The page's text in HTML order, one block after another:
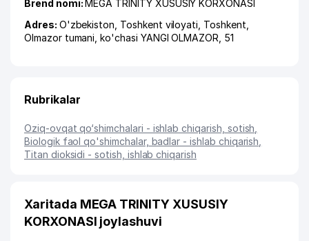
Brend nomi:MEGA TRINITY XUSUSIY KORXONASI
Adres: O'zbekiston, Toshkent viloyati Toshkent
Olmazor tumani ,ko'chasi YANGI OLMAZOR , 51
Rubrikalar
Oziq-ovqat qo‘shimchalari - ishlab chiqarish, sotish
Biologik faol qo'shimchalar, badlar - ishlab chiqarish
Titan dioksidi - sotish, ishlab chiqarish
Xaritada MEGA TRINITY XUSUSIY
KORXONASI joylashuvi